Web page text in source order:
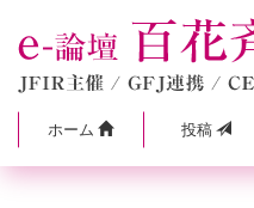
ホーム 投稿